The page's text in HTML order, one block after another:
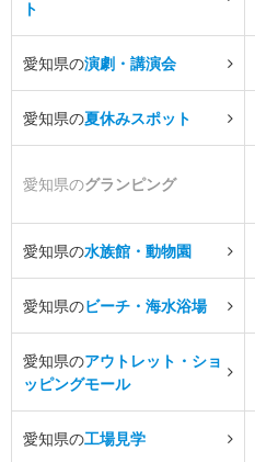
ト
愛知県の演劇・講演会
愛知県の夏休みスポット
愛知県のグランピング
愛知県の水族館・動物園
愛知県のビーチ・海水浴場
愛知県のアウトレット・ショ
ッピングモール
愛知県の工場見学